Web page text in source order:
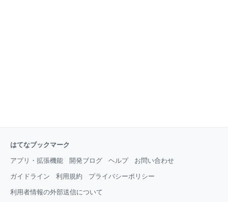
はてなブックマーク
アプリ・拡張機能 開発ブログ ヘルプ お問い合わせ
ガイドライン 利用規約 プライバシーポリシー
利用者情報の外部送信について